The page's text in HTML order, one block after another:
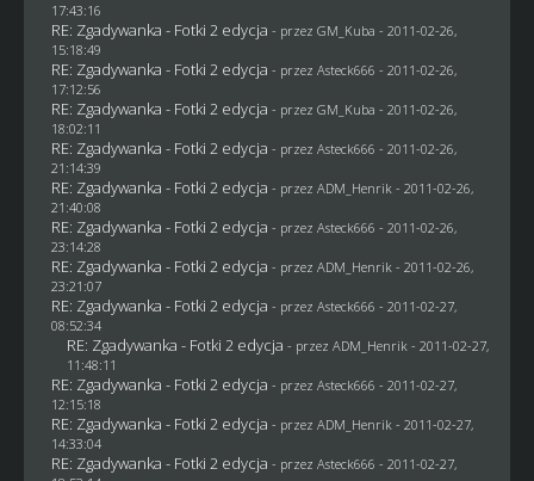
17:43:16
RE: Zgadywanka - Fotki 2 edycja - przez GM_Kuba - 2011-02-26,
15:18:49
RE: Zgadywanka - Fotki 2 edycja - przez Asteck666 - 2011-02-26,
17:12:56
RE: Zgadywanka - Fotki 2 edycja - przez GM_Kuba - 2011-02-26,
18:02:11
RE: Zgadywanka - Fotki 2 edycja - przez Asteck666 - 2011-02-26,
21:14:39
RE: Zgadywanka - Fotki 2 edycja - przez ADM_Henrik- 2011-02-26,
21:40:08
RE: Zgadywanka - Fotki 2 edycja - przez Asteck666 - 2011-02-26,
23:14:28
RE: Zgadywanka - Fotki 2 edycja - przez ADM_Henrik- 2011-02-26,
23:21:07
RE: Zgadywanka - Fotki 2 edycja - przez Asteck666 - 2011-02-27,
08:52:34
RE: Zgadywanka - Fotki 2 edycja - przez ADM_Henrik- 2011-02-27,
11:48:11
RE: Zgadywanka - Fotki 2 edycja - przez Asteck666 - 2011-02-27,
12:15:18
RE: Zgadywanka - Fotki 2 edycja - przez ADM_Henrik- 2011-02-27,
14:33:04
RE: Zgadywanka - Fotki 2 edycja - przez Asteck666 - 2011-02-27,